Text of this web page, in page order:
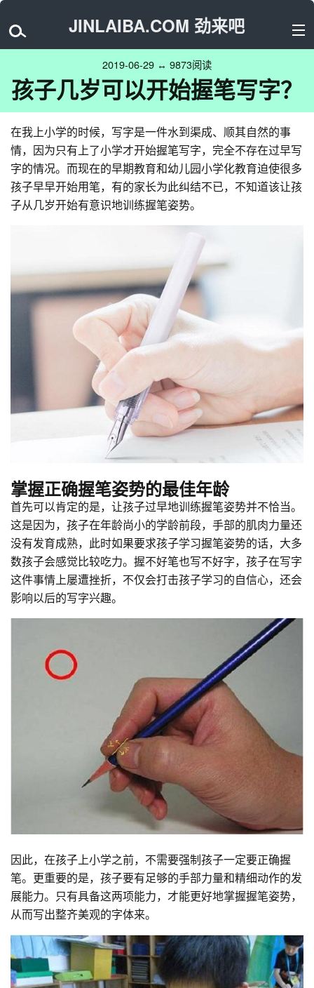
JINLAIBA.COM 劲来吧
2019-06-29 ↔ 9873阅读
孩子几岁可以开始握笔写字？
在我上小学的时候，写字是一件水到渠成、顺其自然的事
情，因为只有上了小学才开始握笔写字，完全不存在过早写
字的情况。而现在的早期教育和幼儿园小学化教育迫使很多
孩子早早开始用笔，有的家长为此纠结不已，不知道该让孩
子从几岁开始有意识地训练握笔姿势。
掌握正确握笔姿势的最佳年龄
首先可以肯定的是，让孩子过早地训练握笔姿势并不恰当。
这是因为，孩子在年龄尚小的学龄前段，手部的肌肉力量还
没有发育成熟，此时如果要求孩子学习握笔姿势的话，大多
数孩子会感觉比较吃力。握不好笔也写不好字，孩子在写字
这件事情上屡遭挫折，不仅会打击孩子学习的自信心，还会
影响以后的写字兴趣。
因此，在孩子上小学之前，不需要强制孩子一定要正确握
笔。更重要的是，孩子要有足够的手部力量和精细动作的发
展能力。只有具备这两项能力，才能更好地掌握握笔姿势，
从而写出整齐美观的字体来。